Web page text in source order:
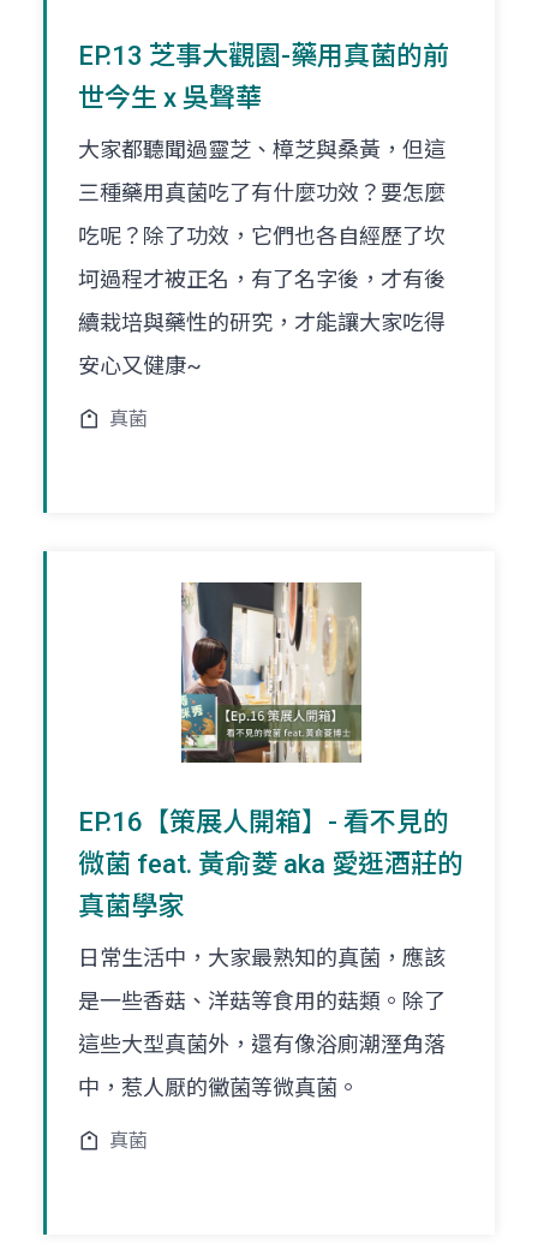
EP.13 芝事大觀園-藥用真菌的前
世今生 x 吳聲華
大家都聽聞過靈芝、樟芝與桑黃，但這
三種藥用真菌吃了有什麼功效？要怎麼
吃呢？除了功效，它們也各自經歷了坎
坷過程才被正名，有了名字後，才有後
續栽培與藥性的研究，才能讓大家吃得
安心又健康~
真菌
EP.16【策展人開箱】- 看不見的
微菌 feat. 黃俞菱 aka 愛逛酒莊的
真菌學家
日常生活中，大家最熟知的真菌，應該
是一些香菇、洋菇等食用的菇類。除了
這些大型真菌外，還有像浴廁潮溼角落
中，惹人厭的黴菌等微真菌。
真菌